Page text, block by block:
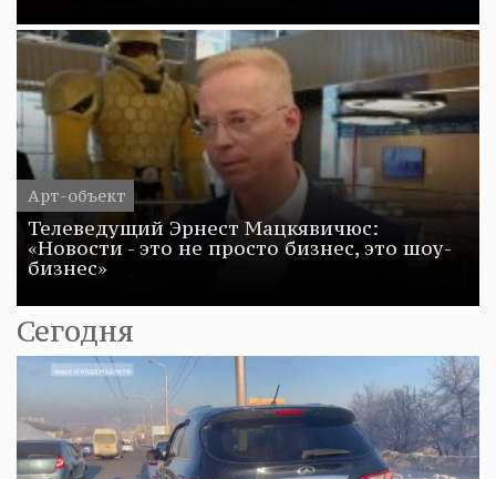
Арт-объект
Телеведущий Эрнест Мацкявичюс:
«Новости - это не просто бизнес, это шоу-
бизнес»
Сегодня